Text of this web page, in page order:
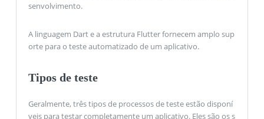
senvolvimento.
A linguagem Dart e a estrutura Flutter fornecem amplo sup
orte para o teste automatizado de um aplicativo.
Tipos de teste
Geralmente, três tipos de processos de teste estão disponí
veis para testar completamente um aplicativo. Eles são os s